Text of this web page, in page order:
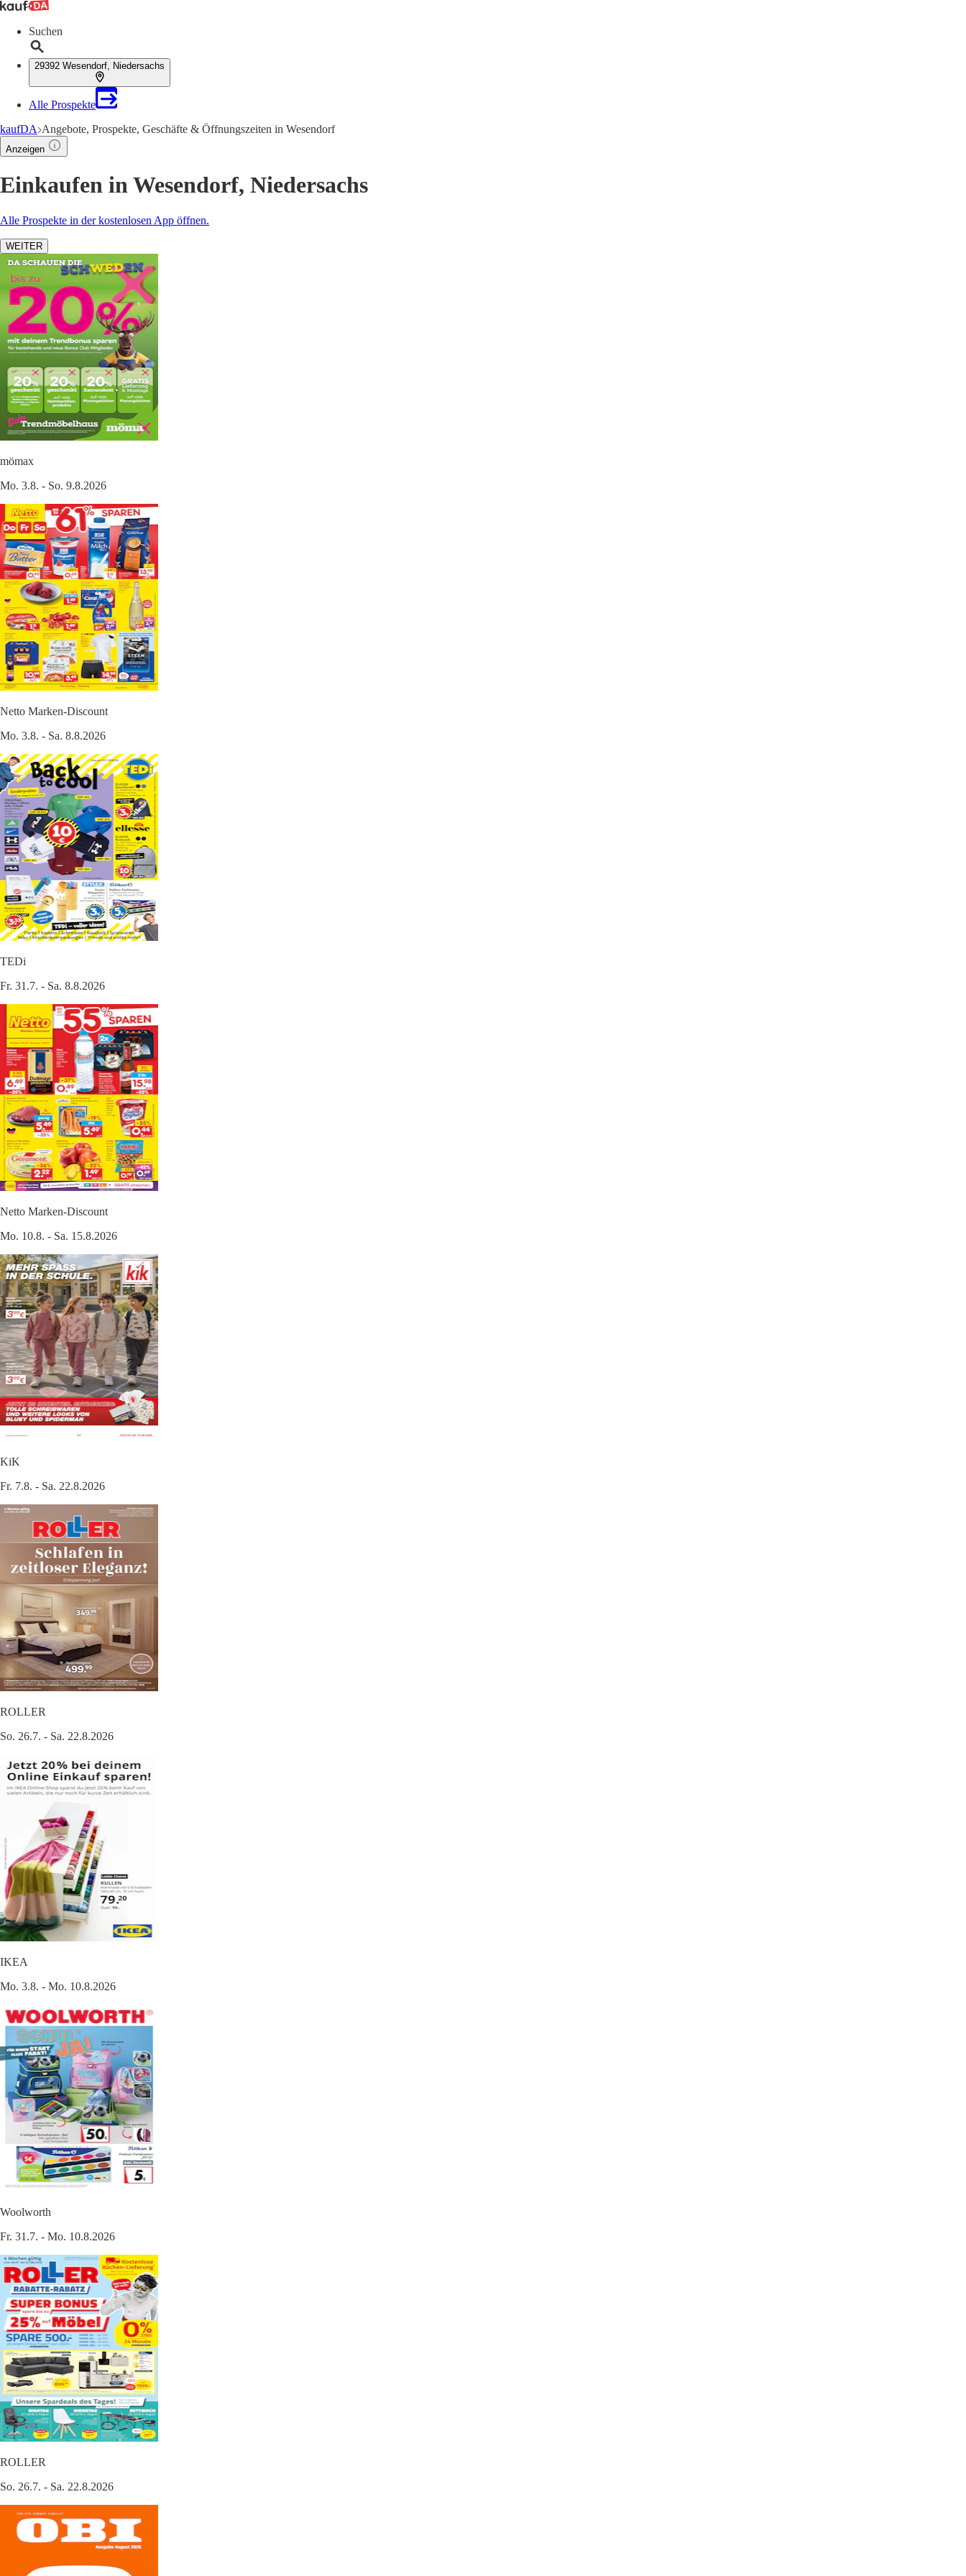
Suchen
29392 Wesendorf, Niedersachs
Alle Prospekte
kaufDA Angebote, Prospekte, Geschäfte & Öffnungszeiten in Wesendorf
Anzeigen
Einkaufen in Wesendorf, Niedersachs
Alle Prospekte in der kostenlosen App öffnen.
WEITER
mömax
Mo. 3.8. - So. 9.8.2026
Netto Marken-Discount
Mo. 3.8. - Sa. 8.8.2026
TEDi
Fr. 31.7. - Sa. 8.8.2026
Netto Marken-Discount
Mo. 10.8. - Sa. 15.8.2026
KiK
Fr. 7.8. - Sa. 22.8.2026
ROLLER
So. 26.7. - Sa. 22.8.2026
IKEA
Mo. 3.8. - Mo. 10.8.2026
Woolworth
Fr. 31.7. - Mo. 10.8.2026
ROLLER
So. 26.7. - Sa. 22.8.2026